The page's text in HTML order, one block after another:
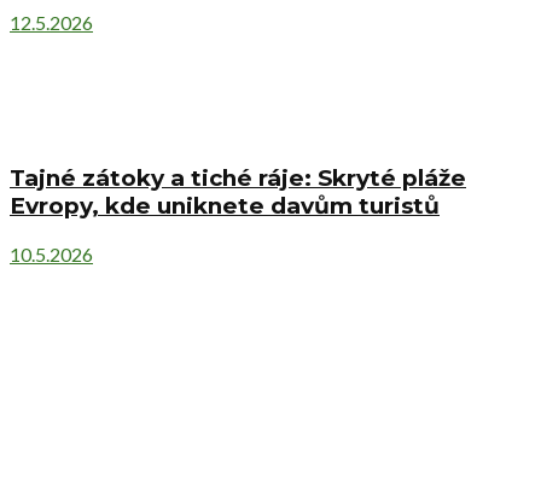
12.5.2026
Tajné zátoky a tiché ráje: Skryté pláže
Evropy, kde uniknete davům turistů
10.5.2026